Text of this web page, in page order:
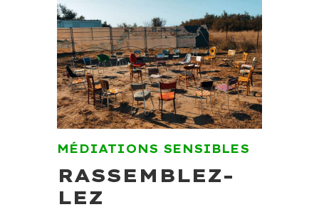
MÉDIATIONS SENSIBLES
RASSEMBLEZ-
LEZ